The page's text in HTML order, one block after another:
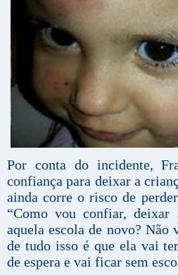
Por conta do incidente,
confiança para deixar a
ainda corre o risco de
“Como vou confiar,
aquela escola de novo? Não
de tudo isso é que ela vai
de espera e vai ficar sem